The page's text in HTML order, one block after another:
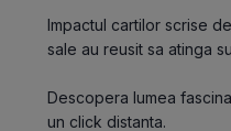
Impactul cartilor scrise
sale au reusit sa atinga
Descopera lumea
un click distanta.